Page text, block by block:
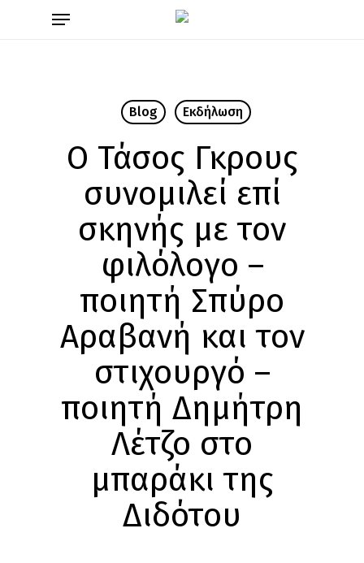
Menu
Blog Εκδήλωση
Ο Τάσος Γκρους
συνομιλεί επί
σκηνής με τον
φιλόλογο –
ποιητή Σπύρο
Αραβανή και τον
στιχουργό –
ποιητή Δημήτρη
Λέτζο στο
μπαράκι της
Διδότου